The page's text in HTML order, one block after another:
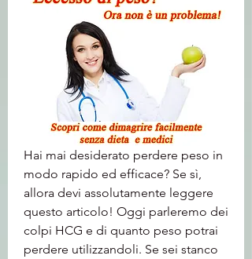
Hai mai desiderato perdere peso in
modo rapido ed efficace? Se sì,
allora devi assolutamente leggere
questo articolo! Oggi parleremo dei
colpi HCG e di quanto peso potrai
perdere utilizzandoli. Se sei stanco